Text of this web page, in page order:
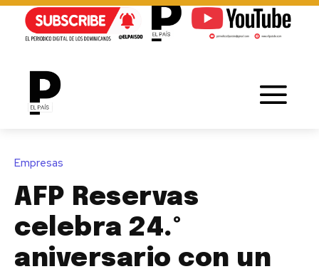
Empresas
AFP Reservas
celebra 24.º
aniversario con un